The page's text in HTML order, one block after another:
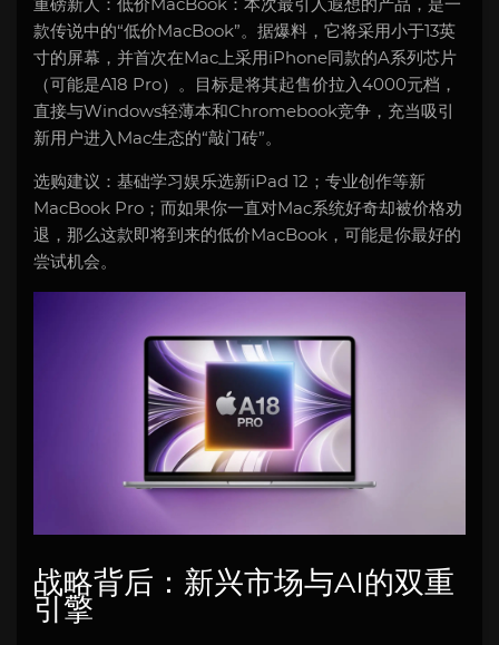
款传说中的“低价MacBook”。据爆料，它将采用小于13英
寸的屏幕，并首次在Mac上采用iPhone同款的A系列芯片
（可能是A18 Pro）。目标是将其起售价拉入4000元档，
直接与Windows轻薄本和Chromebook竞争，充当吸引
新用户进入Mac生态的“敲门砖”。
选购建议：基础学习娱乐选新iPad 12；专业创作等新
MacBook Pro；而如果你一直对Mac系统好奇却被价格劝
退，那么这款即将到来的低价MacBook，可能是你最好的
尝试机会。
战略背后：新兴市场与AI的双重
引擎